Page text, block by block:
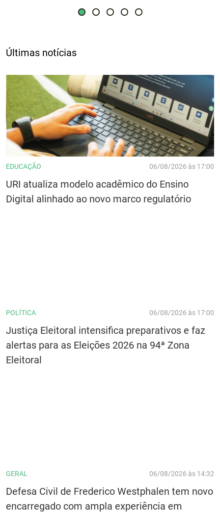
Últimas notícias
EDUCAÇÃO 06/08/2026 às 17:00
URI atualiza modelo acadêmico do Ensino
Digital alinhado ao novo marco regulatório
POLÍTICA 06/08/2026 às 17:00
Justiça Eleitoral intensifica preparativos e faz
alertas para as Eleições 2026 na 94ª Zona
Eleitoral
GERAL 06/08/2026 às 14:32
Defesa Civil de Frederico Westphalen tem novo
encarregado com ampla experiência em